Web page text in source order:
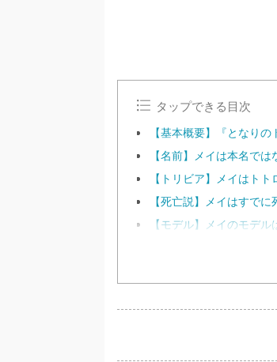
タップできる目次
【基本概要】『となり
【名前】メイは本名で
【トリビア】メイはトト
【死亡説】メイはすで
【モデル】メイのモデ